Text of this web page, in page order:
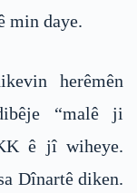
min daye.
herêmên
“malê ji
ê jî wiheye.
Dînartê diken.